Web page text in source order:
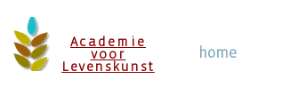
Academie
voor
Levenskunst
home